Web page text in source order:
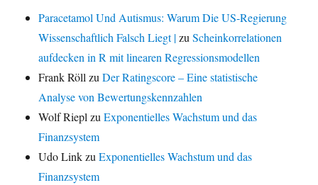
Paracetamol Und Autismus: Warum Die US-Regierung
Wissenschaftlich Falsch Liegt |zuScheinkorrelationen
aufdecken in R mit linearen Regressionsmodellen
Frank RöllzuDer Ratingscore – Eine statistische
Analyse von Bewertungskennzahlen
Wolf RieplzuExponentielles Wachstum und das
Finanzsystem
Udo LinkzuExponentielles Wachstum und das
Finanzsystem